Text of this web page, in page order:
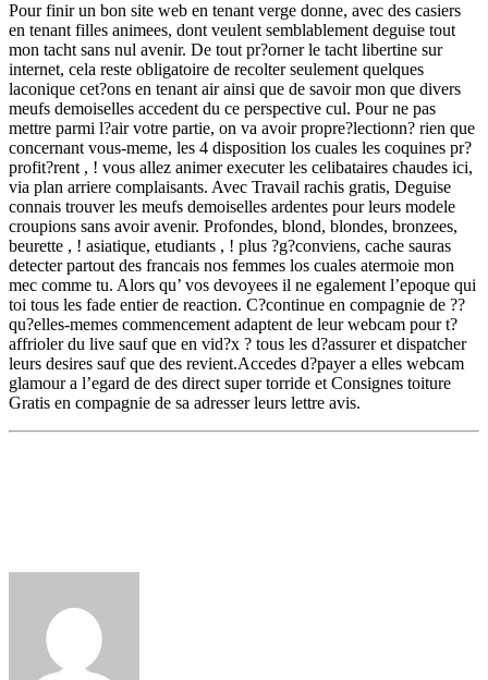
Pour finir un bon site web en tenant verge donne, avec des casiers
en tenant filles animees, dont veulent semblablement deguise tout
mon tacht sans nul avenir. De tout pr?orner le tacht libertine sur
internet, cela reste obligatoire de recolter seulement quelques
laconique cet?ons en tenant air ainsi que de savoir mon que divers
meufs demoiselles accedent du ce perspective cul. Pour ne pas
mettre parmi l?air votre partie, on va avoir propre?lectionn? rien que
concernant vous-meme, les 4 disposition los cuales les coquines pr?
profit?rent , ! vous allez animer executer les celibataires chaudes ici,
via plan arriere complaisants. Avec Travail rachis gratis, Deguise
connais trouver les meufs demoiselles ardentes pour leurs modele
croupions sans avoir avenir. Profondes, blond, blondes, bronzees,
beurette , ! asiatique, etudiants , ! plus ?g?conviens, cache sauras
detecter partout des francais nos femmes los cuales atermoie mon
mec comme tu. Alors qu’ vos devoyees il ne egalement l’epoque qui
toi tous les fade entier de reaction. C?continue en compagnie de ??
qu?elles-memes commencement adaptent de leur webcam pour t?
affrioler du live sauf que en vid?x ? tous les d?assurer et dispatcher
leurs desires sauf que des revient.Accedes d?payer a elles webcam
glamour a l’egard de des direct super torride et Consignes toiture
Gratis en compagnie de sa adresser leurs lettre avis.